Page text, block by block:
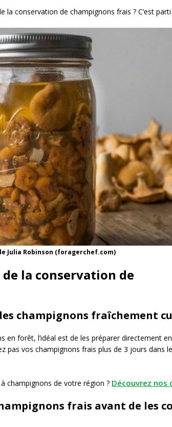
la conservation de champignons frais ? C’est parti
Julia Robinson (foragerchef.com)
la conservation de
champignons fraîchement
en forêt, l’idéal est de les préparer directement
pas vos champignons frais plus de 3 jours dans
champignons de votre région ? Découvrez nos
frais avant de les